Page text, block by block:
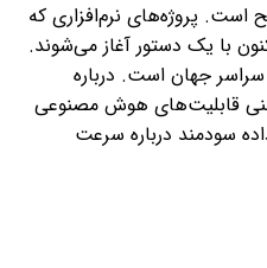
است. پروژه‌های نرم‌افزاری که
با یک دستور آغاز می‌شوند.
جهان است. درباره
قابلیت‌های هوش مصنوعی
سودمند درباره سرعت